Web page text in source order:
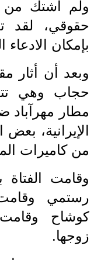
ولم أشتك من
حقوقي، لقد
بإمكان
وبعد أن أثار
حجاب وهي
مطار مهرآباد
الإيرانية،
من كاميرات
وقامت
رستمي وقامت
كوشاح
زوجها.